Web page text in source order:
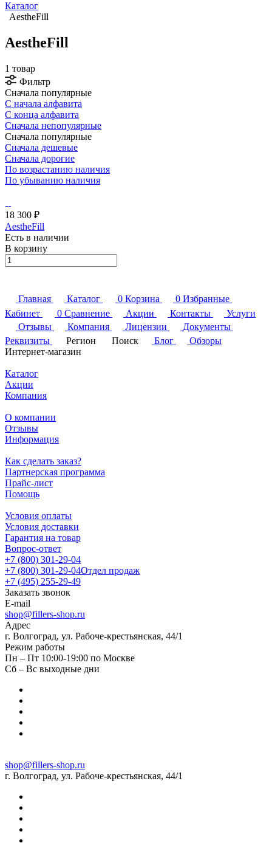
Каталог
AestheFill
AestheFill
1 товар
Фильтр
Сначала популярные
С начала алфавита
С конца алфавита
Сначала непопулярные
Сначала популярные
Сначала дешевые
Сначала дорогие
По возрастанию наличия
По убыванию наличия
18 300 ₽
AestheFill
Есть в наличии
В корзину
Главная Каталог 0 Корзина 0 Избранные
Кабинет
0 Сравнение Акции Контакты
Услуги
Отзывы
Компания Лицензии
Документы
Реквизиты
Регион Поиск Блог
Обзоры
Интернет-магазин
Каталог
Акции
Компания
О компании
Отзывы
Информация
Как сделать заказ?
Партнерская программа
Прайс-лист
Помощь
Условия оплаты
Условия доставки
Гарантия на товар
Вопрос-ответ
+7 (800) 301-29-04
+7 (800) 301-29-04Отдел продаж
+7 (495) 255-29-49
Заказать звонок
E-mail
shop@fillers-shop.ru
Адрес
г. Волгоград, ул. Рабоче-крестьянская, 44/1
Режим работы
Пн – Пт 10:00-19:00 по Москве
Сб – Вс выходные дни
shop@fillers-shop.ru
г. Волгоград, ул. Рабоче-крестьянская, 44/1